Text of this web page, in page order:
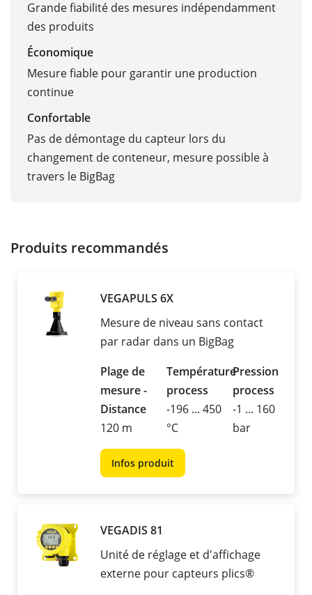
Grande fiabilité des mesures indépendamment
des produits
Économique
Mesure fiable pour garantir une production
continue
Confortable
Pas de démontage du capteur lors du
changement de conteneur, mesure possible à
travers le BigBag
Produits recommandés
VEGAPULS 6X
Mesure de niveau sans contact
par radar dans un BigBag
Plage de
mesure -
Distance
120 m
Température
process
-196 ... 450
°C
Pression
process
-1 ... 160
bar
Infos produit
VEGADIS 81
Unité de réglage et d'affichage
externe pour capteurs plics®